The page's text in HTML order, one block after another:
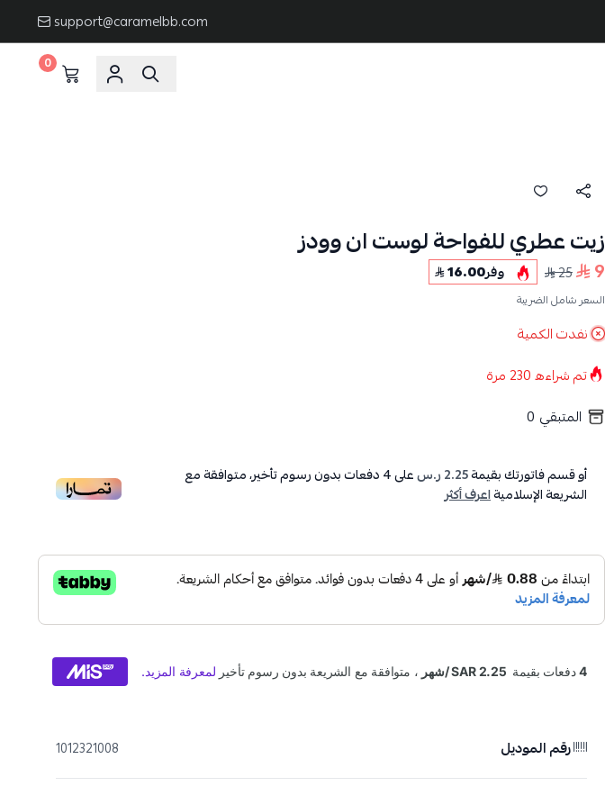
support@caramelbb.com
0
زيت عطري للفواحة لوست ان وودز
9
25 وفر16.00
السعر شامل الضريبة
نفدت الكمية
تم شراءه230 مرة
المتبقي 0
أو قسم فاتورتك بقيمة2.25 ر.س على4دفعات بدون رسوم تأخير، متوافقة مع
الشريعة الإسلاميةاعرف أكثر
رقم الموديل 1012321008